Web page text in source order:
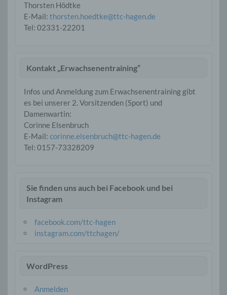
Thorsten Hödtke
E-Mail: thorsten.hoedtke@ttc-hagen.de
Tel: 02331-22201
Kontakt „Erwachsenentraining“
Infos und Anmeldung zum Erwachsenentraining gibt
es bei unserer 2. Vorsitzenden (Sport) und
Damenwartin:
Corinne Elsenbruch
E-Mail: corinne.elsenbruch@ttc-hagen.de
Tel: ‭0157-73328209‬
Sie finden uns auch bei Facebook und bei
Instagram
facebook.com/ttc-hagen
instagram.com/ttchagen/
WordPress
Anmelden